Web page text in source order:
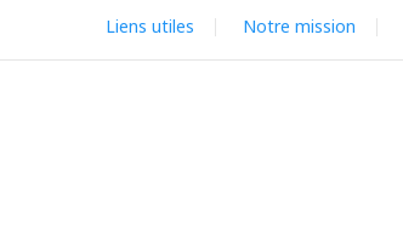
content
Liens utiles Notre mission